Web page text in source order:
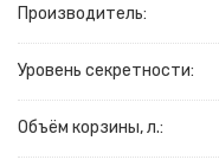
Производитель:
Уровень секретности:
Объём корзины, л.: